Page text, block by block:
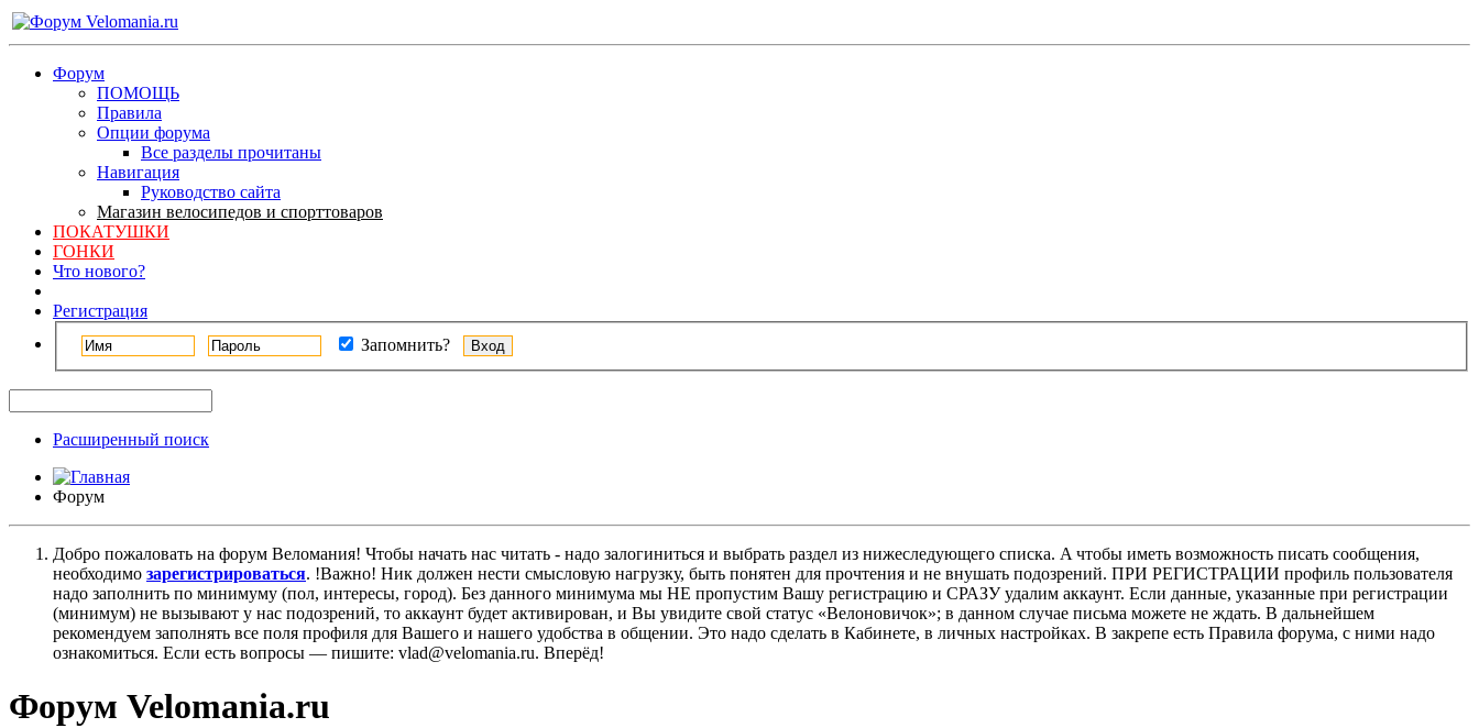
Форум
ПОМОЩЬ
Правила
Опции форума
Все разделы прочитаны
Навигация
Руководство сайта
Магазин велосипедов и спорттоваров
ПОКАТУШКИ
ГОНКИ
Что нового?
Регистрация
Запомнить?
Расширенный поиск
Форум
Добро пожаловать на форум Веломания! Чтобы начать нас читать - надо залогиниться и выбрать раздел из нижеследующего списка. A чтобы иметь возможность писать сообщения,
необходимо зарегистрироваться. !Важно! Ник должен нести смысловую нагрузку, быть понятен для прочтения и не внушать подозрений. ПРИ РЕГИСТРАЦИИ профиль пользователя
надо заполнить по минимуму (пол, интересы, город). Без данного минимума мы НЕ пропустим Вашу регистрацию и СРАЗУ удалим аккаунт. Если данные, указанные при регистрации
(минимум) не вызывают у нас подозрений, то аккаунт будет активирован, и Вы увидите свой статус «Велоновичок»; в данном случае письма можете не ждать. В дальнейшем
рекомендуем заполнять все поля профиля для Вашего и нашего удобства в общении. Это надо сделать в Кабинете, в личных настройках. В закрепе есть Правила форума, с ними надо
ознакомиться. Если есть вопросы — пишите: vlad@velomania.ru. Вперёд!
Форум Velomania.ru